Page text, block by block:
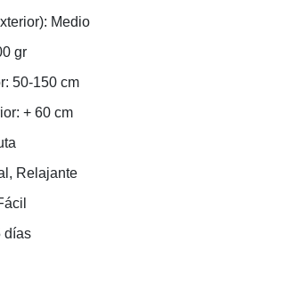
Medio
gr
50-150 cm
+ 60 cm
Relajante
días